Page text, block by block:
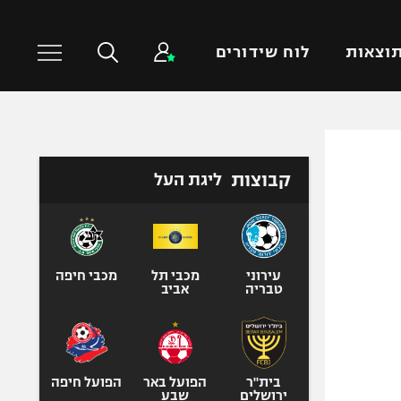
תוצאות לוח שידורים
טניס
כדורעף
ספורט אולימפי
קבוצות ליגת העל
עירוני
טבריה
מכבי תל
אביב
מכבי חיפה
בית"ר
ירושלים
הפועל באר
שבע
הפועל חיפה